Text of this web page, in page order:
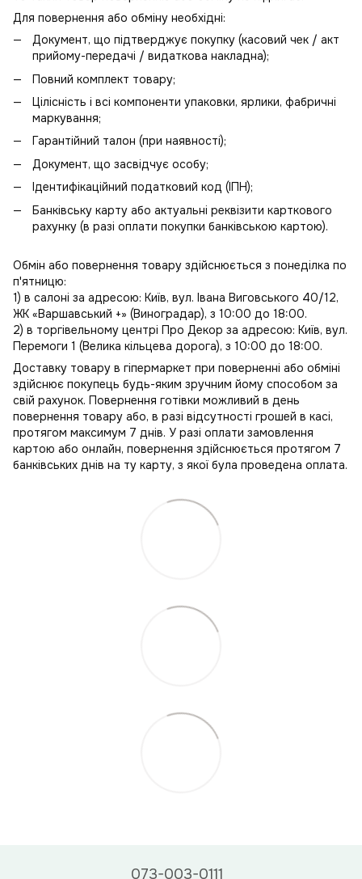
Для повернення або обміну необхідні:
Документ, що підтверджує покупку (касовий чек / акт
прийому-передачі / видаткова накладна);
Повний комплект товару;
Цілісність і всі компоненти упаковки, ярлики, фабричні
маркування;
Гарантійний талон (при наявності);
Документ, що засвідчує особу;
Ідентифікаційний податковий код (ІПН);
Банківську карту або актуальні реквізити карткового
рахунку (в разі оплати покупки банківською картою).
Обмін або повернення товару здійснюється з понеділка по
п'ятницю:
1) в салоні за адресою: Київ, вул. Івана Виговського 40/12,
ЖК «Варшавський +» (Виноградар), з 10:00 до 18:00.
2) в торгівельному центрі Про Декор за адресою: Київ, вул.
Перемоги 1 (Велика кільцева дорога), з 10:00 до 18:00.
Доставку товару в гіпермаркет при поверненні або обміні
здійснює покупець будь-яким зручним йому способом за
свій рахунок. Повернення готівки можливий в день
повернення товару або, в разі відсутності грошей в касі,
протягом максимум 7 днів. У разі оплати замовлення
картою або онлайн, повернення здійснюється протягом 7
банківських днів на ту карту, з якої була проведена оплата.
073-003-0111